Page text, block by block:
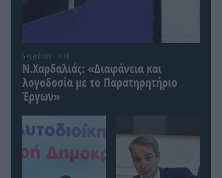
6 Αυγούστου - 19:08
Ν.Χαρδαλιάς: «Διαφάνεια και
λογοδοσία με το Παρατηρητήριο
Έργων»